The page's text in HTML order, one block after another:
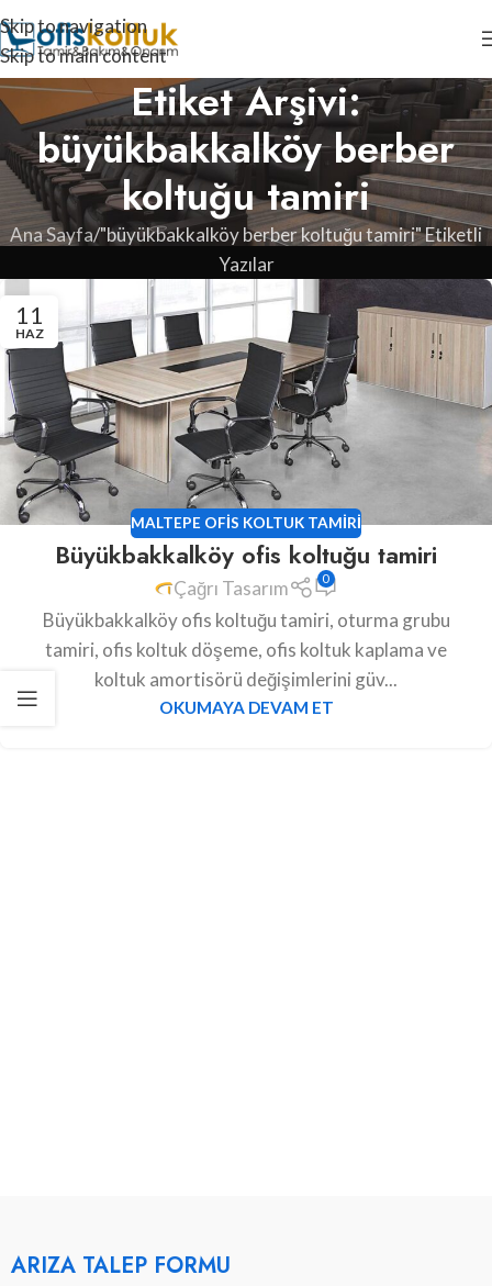
Skip to navigation
Skip to main content
Etiket Arşivi:
büyükbakkalköy berber
koltuğu tamiri
Ana Sayfa "büyükbakkalköy berber koltuğu tamiri" Etiketli
Yazılar
11
HAZ
MALTEPE OFIS KOLTUK TAMIRI
Büyükbakkalköy ofis koltuğu tamiri
Çağrı Tasarım 0
Büyükbakkalköy ofis koltuğu tamiri, oturma grubu
tamiri, ofis koltuk döşeme, ofis koltuk kaplama ve
koltuk amortisörü değişimlerini güv...
OKUMAYA DEVAM ET
ARIZA TALEP FORMU